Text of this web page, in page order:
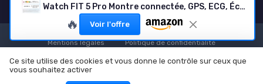
Watch FIT 5 Pro Montre connectée, GPS, ECG, Écran AMOLED de 1,92'', Verre Saphir, Grande autonomie, Résistance à l'eau 5 ATM, NFC, Suivi Sportif & santé, Fonctionne avec iOS & Android, Blanc FIT 5 Pro Seule Blanc
🔥 Voir l'offre
Mentions légales
Politique de confidentialité
© Montre connectee 2026
Ce site utilise des cookies et vous donne le contrôle sur ceux que
vous souhaitez activer